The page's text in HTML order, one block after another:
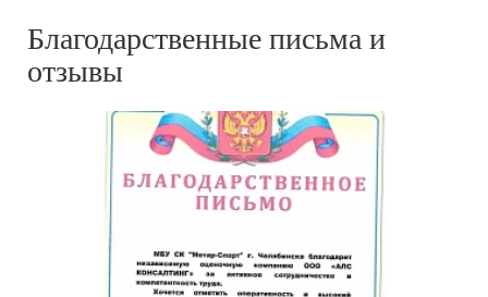
Благодарственные письма и
отзывы